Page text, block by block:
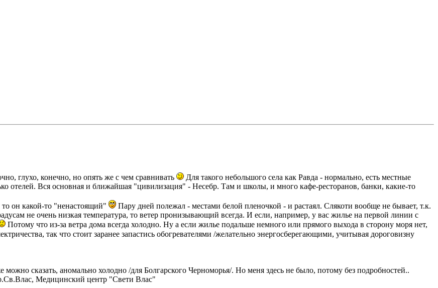
глухо, конечно, но опять же с чем сравнивать
Для такого небольшого села как Равда - нормально, есть местные
отелей. Вся основная и ближайшая "цивилизация" - Несебр. Там и школы, и много кафе-ресторанов, банки, какие-то
то он какой-то "ненастоящий"
Пару дней полежал - местами белой пленочкой - и растаял. Слякоти вообще не бывает, т.к.
не очень низкая температура, то ветер пронизывающий всегда. И если, например, у вас жилье на первой линии с
Потому что из-за ветра дома всегда холодно. Ну а если жилье подальше немного или прямого выхода в сторону моря нет,
так что стоит заранее запастись обогревателями /желательно энергосберегающими, учитывая дороговизну
сказать, аномально холодно /для Болгарского Черноморья/. Но меня здесь не было, потому без подробностей..
Медицинский центр "Свети Влас"